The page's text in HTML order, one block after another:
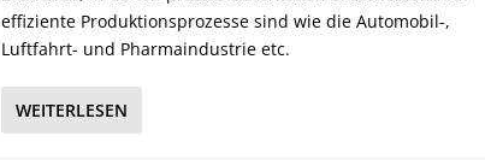
effiziente Produktionsprozesse sind wie die Automobil-,
Luftfahrt- und Pharmaindustrie etc.
WEITERLESEN